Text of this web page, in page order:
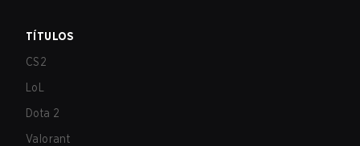
TÍTULOS
CS2
LoL
Dota 2
Valorant